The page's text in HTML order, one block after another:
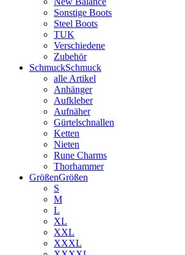
Sonstige Boots
Steel Boots
TUK
Verschiedene
Zubehör
SchmuckSchmuck
alle Artikel
Anhänger
Aufkleber
Aufnäher
Gürtelschnallen
Ketten
Nieten
Rune Charms
Thorhammer
GrößenGrößen
S
M
L
XL
XXL
XXXL